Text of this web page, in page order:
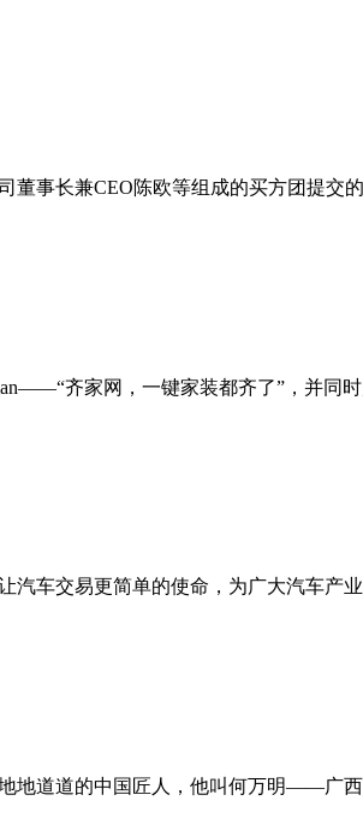
长兼CEO陈欧等组成的买方团提交
齐家网，一键家装都齐了”，并
车交易更简单的使命，为广大汽车产
道道的中国匠人，他叫何万明——广